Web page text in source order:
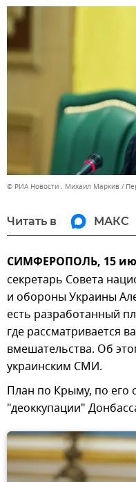
© РИА Новости . Михаил Маркив
Читать в МАКС
СИМФЕРОПОЛЬ, 15
секретарь Совета
и обороны Украины
есть разработанный
где рассматривается
вмешательства. Об
украинским СМИ.
План по Крыму, по его
"деоккупации"